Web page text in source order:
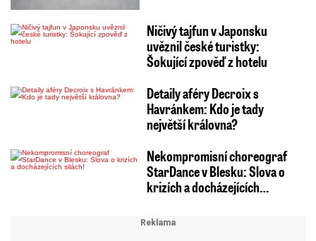
Ničivý tajfun v Japonsku
uvěznil české turistky:
Šokující zpověď z hotelu
Detaily aféry Decroix s
Havránkem: Kdo je tady
největší královna?
Nekompromisní choreograf
StarDance v Blesku: Slova o
krizích a docházejících…